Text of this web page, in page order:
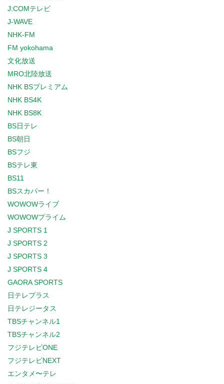
J:COMテレビ
J-WAVE
NHK-FM
FM yokohama
文化放送
MRO北陸放送
NHK BSプレミアム
NHK BS4K
NHK BS8K
BS日テレ
BS朝日
BSフジ
BSテレ東
BS11
BSスカパー！
WOWOWライブ
WOWOWプライム
J SPORTS 1
J SPORTS 2
J SPORTS 3
J SPORTS 4
GAORA SPORTS
日テレプラス
日テレジータス
TBSチャンネル1
TBSチャンネル2
フジテレビONE
フジテレビNEXT
エンタメ〜テレ